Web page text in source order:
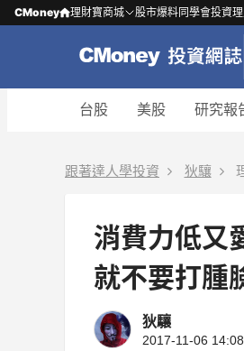
CMoney 理財寶商城 股市爆料同學會投資
台股 美股 研究報
跟著達人學投資 狄驤
消費力低又
就不要打腫
狄驤
2017-11-06 14:08